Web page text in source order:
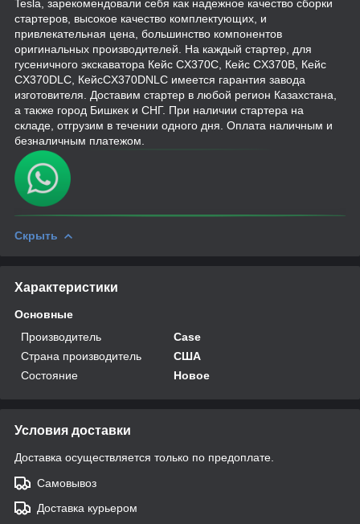
Tesla, зарекомендовали себя как надежное качество сборки
стартеров, высокое качество комплектующих, и
привлекательная цена, большинство компонентов
оригинальных производителей. На каждый стартер, для
гусеничного экскаватора Кейс CX370C, Кейс CX370B, Кейс
CX370DLC, КейсCX370DNLC имеется гарантия завода
изготовителя. Доставим стартер в любой регион Казахстана,
а также город Бишкек и СНГ. При наличии стартера на
складе, отгрузим в течении одного дня. Оплата наличным и
безналичным платежом.
Скрыть
Характеристики
Основные
Производитель
Case
Страна производитель
США
Состояние
Новое
Условия доставки
Доставка осуществляется только по предоплате.
Самовывоз
Доставка курьером